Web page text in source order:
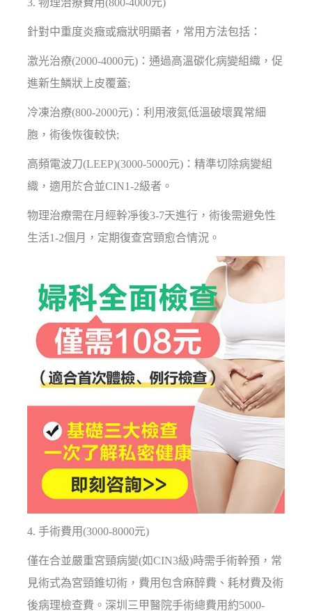
3. 物理治療費用(800-4000元)
針對中重度炎癥或癥狀明顯者，常用方法包括：
激光治療(2000-4000元)：通過高溫碳化病變組織，促
進新生鱗狀上皮覆蓋;
冷凍治療(800-2000元)：利用液氮低溫破壞異常細
胞，術後恢復較快;
高頻電波刀(LEEP)(3000-5000元)：精準切除病變組
織，適用於合並CIN1-2級者。
物理治療需在月經幹凈後3-7天進行，術後需避免性
生活1-2個月，定期復查宮頸愈合情況。
4. 手術費用(3000-8000元)
僅在合並嚴重宮頸病變(如CIN3級)時需手術幹預，常
見術式為宮頸錐切術，費用包含麻醉費、耗材費及術
後病理檢查費。深圳三甲醫院手術總費用約5000-